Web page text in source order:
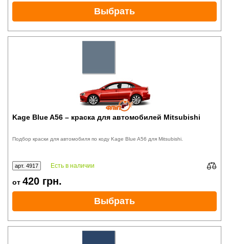
Выбрать
Kage Blue A56 – краска для автомобилей Mitsubishi
Подбор краски для автомобиля по коду Kage Blue A56 для Mitsubishi.
арт. 4917 Есть в наличии
от 420 грн.
Выбрать